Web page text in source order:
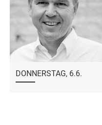
DONNERSTAG, 6.6.